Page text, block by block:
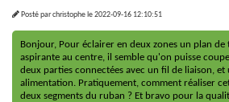
Posté parchristophele2022-09-16 12:10:51
Bonjour, Pour éclairer en deux zones un plan
aspirante au centre, il semble qu'on puisse
deux parties connectées avec un fil de liaison, et
alimentation. Pratiquement, comment réaliser
deux segments du ruban ? Et bravo pour la